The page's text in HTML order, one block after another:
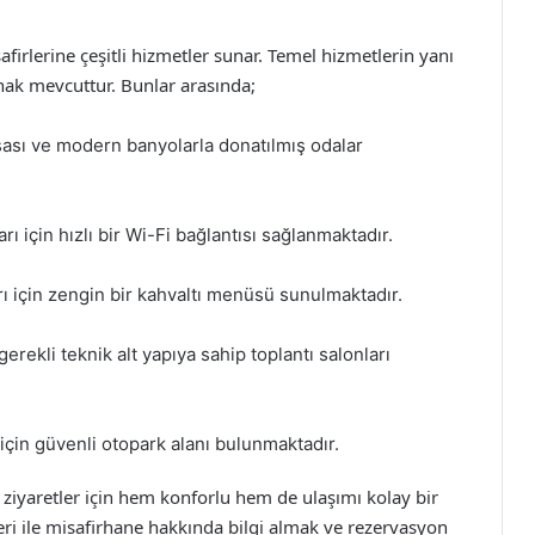
çeşitli hizmetler sunar. Temel hizmetlerin yanı
mevcuttur. Bunlar arasında;
ve modern banyolarla donatılmış odalar
için hızlı bir Wi-Fi bağlantısı sağlanmaktadır.
için zengin bir kahvaltı menüsü sunulmaktadır.
teknik alt yapıya sahip toplantı salonları
güvenli otopark alanı bulunmaktadır.
için hem konforlu hem de ulaşımı kolay bir
ile misafirhane hakkında bilgi almak ve rezervasyon